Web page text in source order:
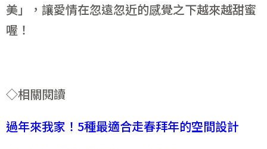
美」，讓愛情在忽遠忽近的感覺之下越來越甜蜜
喔！
◇相關閱讀
過年來我家！5種最適合走春拜年的空間設計